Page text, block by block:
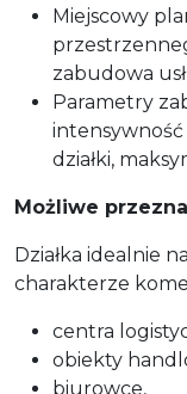
Miejscowy
zabudowa
Parametry
działki,
Możliwe
Działka idealnie
charakterze
centra
obiekty
biurowce,